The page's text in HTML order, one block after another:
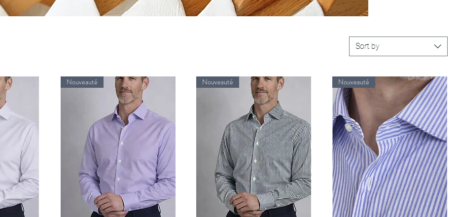
Sort by
Nouveauté Nouveauté Nouveauté